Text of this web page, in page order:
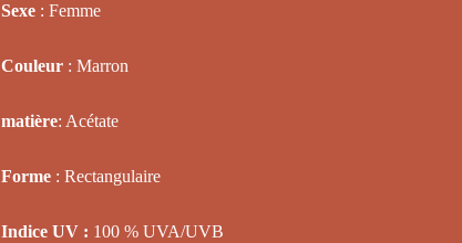
Sexe : Femme
Couleur : Marron
matière: Acétate
Forme : Rectangulaire
Indice UV : 100 % UVA/UVB